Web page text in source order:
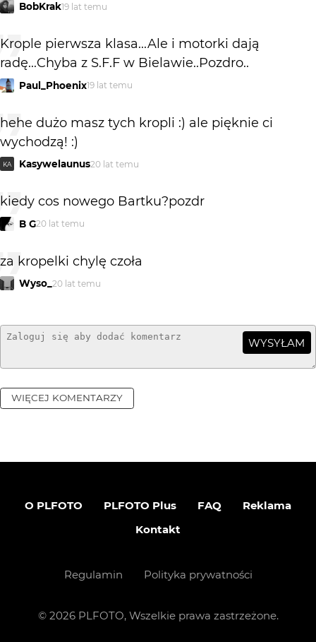
BobKrak19 lat temu
Krople pierwsza klasa...Ale i motorki dają
radę...Chyba z S.F.F w Bielawie..Pozdro..
Paul_Phoenix19 lat temu
hehe dużo masz tych kropli :) ale pięknie ci
wychodzą! :)
KA Kasywelaunus20 lat temu
kiedy cos nowego Bartku?pozdr
B G20 lat temu
za kropelki chylę czoła
Wyso_ 20 lat temu
WYSYŁAM
WIĘCEJ KOMENTARZY
O PLFOTO PLFOTO Plus FAQ
Reklama
Kontakt
Regulamin Polityka prywatności
© 2026PLFOTO, Wszelkie prawa zastrzeżone.